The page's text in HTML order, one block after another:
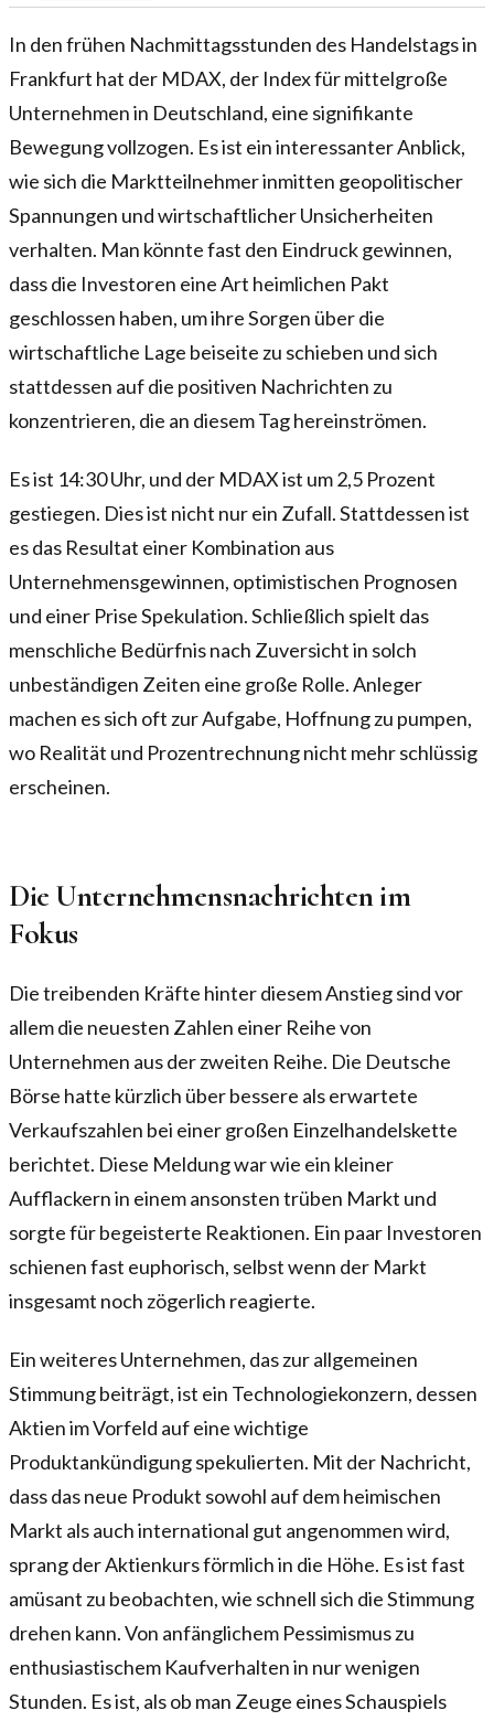
In den frühen Nachmittagsstunden des Handelstags in
Frankfurt hat der MDAX, der Index für mittelgroße
Unternehmen in Deutschland, eine signifikante
Bewegung vollzogen. Es ist ein interessanter Anblick,
wie sich die Marktteilnehmer inmitten geopolitischer
Spannungen und wirtschaftlicher Unsicherheiten
verhalten. Man könnte fast den Eindruck gewinnen,
dass die Investoren eine Art heimlichen Pakt
geschlossen haben, um ihre Sorgen über die
wirtschaftliche Lage beiseite zu schieben und sich
stattdessen auf die positiven Nachrichten zu
konzentrieren, die an diesem Tag hereinströmen.
Es ist 14:30 Uhr, und der MDAX ist um 2,5 Prozent
gestiegen. Dies ist nicht nur ein Zufall. Stattdessen ist
es das Resultat einer Kombination aus
Unternehmensgewinnen, optimistischen Prognosen
und einer Prise Spekulation. Schließlich spielt das
menschliche Bedürfnis nach Zuversicht in solch
unbeständigen Zeiten eine große Rolle. Anleger
machen es sich oft zur Aufgabe, Hoffnung zu pumpen,
wo Realität und Prozentrechnung nicht mehr schlüssig
erscheinen.
Die Unternehmensnachrichten im
Fokus
Die treibenden Kräfte hinter diesem Anstieg sind vor
allem die neuesten Zahlen einer Reihe von
Unternehmen aus der zweiten Reihe. Die Deutsche
Börse hatte kürzlich über bessere als erwartete
Verkaufszahlen bei einer großen Einzelhandelskette
berichtet. Diese Meldung war wie ein kleiner
Aufflackern in einem ansonsten trüben Markt und
sorgte für begeisterte Reaktionen. Ein paar Investoren
schienen fast euphorisch, selbst wenn der Markt
insgesamt noch zögerlich reagierte.
Ein weiteres Unternehmen, das zur allgemeinen
Stimmung beiträgt, ist ein Technologiekonzern, dessen
Aktien im Vorfeld auf eine wichtige
Produktankündigung spekulierten. Mit der Nachricht,
dass das neue Produkt sowohl auf dem heimischen
Markt als auch international gut angenommen wird,
sprang der Aktienkurs förmlich in die Höhe. Es ist fast
amüsant zu beobachten, wie schnell sich die Stimmung
drehen kann. Von anfänglichem Pessimismus zu
enthusiastischem Kaufverhalten in nur wenigen
Stunden. Es ist, als ob man Zeuge eines Schauspiels